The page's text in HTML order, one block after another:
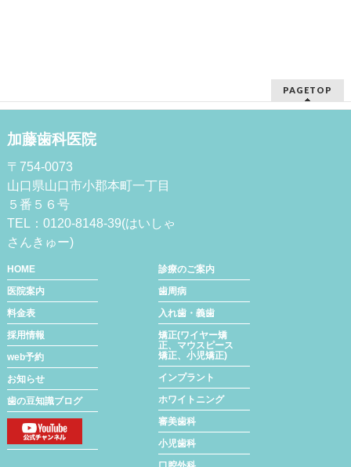
PAGETOP
加藤歯科医院
〒754-0073
山口県山口市小郡本町一丁目
５番５６号
TEL：0120-8148-39(はいしゃ
さんきゅー)
HOME
医院案内
料金表
採用情報
web予約
お知らせ
歯の豆知識ブログ
診療のご案内
歯周病
入れ歯・義歯
矯正(ワイヤー矯
正、マウスピース
矯正、小児矯正)
インプラント
ホワイトニング
審美歯科
小児歯科